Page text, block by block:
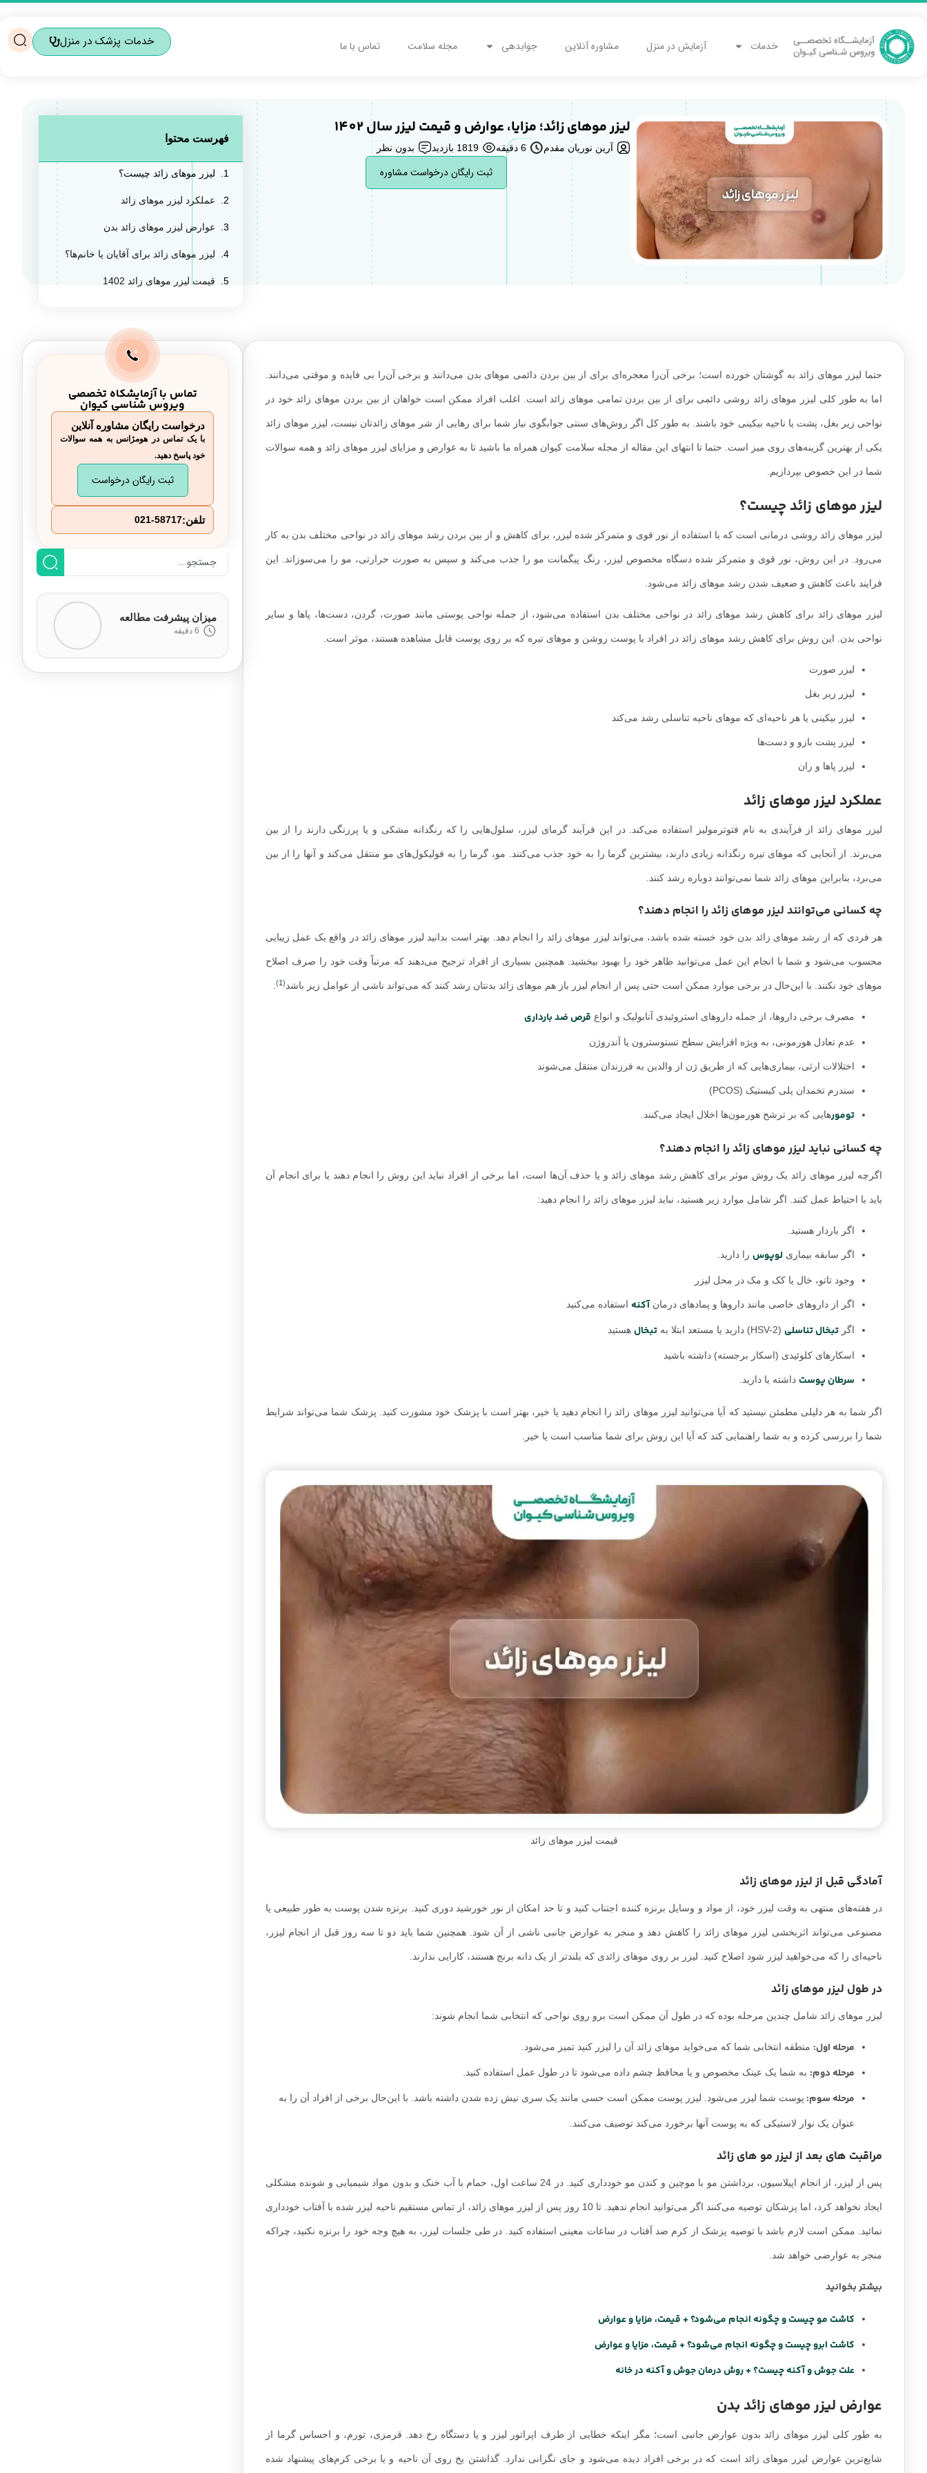
خدمات آزمایش در منزل مشاوره آنلاین جوابدهی مجله سلامت تماس با ما خدمات پزشک در منزل
لیزر موهای زائد؛ مزایا، عوارض و قیمت لیزر سال 1402
آرین نوریان مقدم 6 دقیقه 1819 بازدید بدون نظر
ثبت رایگان درخواست مشاوره
فهرست محتوا
لیزر موهای زائد چیست؟
عملکرد لیزر موهای زائد
عوارض لیزر موهای زائد بدن
لیزر موهای زائد برای آقایان یا خانم‌ها؟
قیمت لیزر موهای زائد 1402
حتما لیزر موهای زائد به گوشتان خورده است؛ برخی آن‌را معجره‌ای برای از بین بردن دائمی موهای بدن می‌دانند و برخی آن‌را بی فایده و موقتی می‌دانند.
اما به طور کلی لیزر موهای زائد روشی دائمی برای از بین بردن تمامی موهای زائد است. اغلب افراد ممکن است خواهان از بین بردن موهای زائد خود در
نواحی زیر بغل، پشت یا ناحیه بیکینی خود باشند. به طور کل اگر روش‌های سنتی جوابگوی نیاز شما برای رهایی از شر موهای زائدتان نیست، لیزر موهای زائد
یکی از بهترین گزینه‌های روی میز است. حتما تا انتهای این مقاله از مجله سلامت کیوان همراه ما باشید تا به عوارض و مزایای لیزر موهای زائد و همه سوالات
شما در این خصوص بپردازیم.
لیزر موهای زائد چیست؟
لیزر موهای زائد روشی درمانی است که با استفاده از نور قوی و متمرکز شده لیزر، برای کاهش و از بین بردن رشد موهای زائد در نواحی مختلف بدن به کار
می‌رود. در این روش، نور قوی و متمرکز شده دسگاه مخصوص لیزر، رنگ پیگمانت مو را جذب می‌کند و سپس به صورت حرارتی، مو را می‌سوزاند. این
فرایند باعث کاهش و ضعیف شدن رشد موهای زائد می‌شود.
لیزر موهای زائد برای کاهش رشد موهای زائد در نواحی مختلف بدن استفاده می‌شود، از جمله نواحی پوستی مانند صورت، گردن، دست‌ها، پاها و سایر
نواحی بدن. این روش برای کاهش رشد موهای زائد در افراد با پوست روشن و موهای تیره که بر روی پوست قابل مشاهده هستند، موثر است.
لیزر صورت
لیزر زیر بغل
لیزر بیکینی یا هر ناحیه‌ای که موهای ناحیه تناسلی رشد می‌کند
لیزر پشت بازو و دست‌ها
لیزر پاها و ران
عملکرد لیزر موهای زائد
لیزر موهای زائد از فرآیندی به نام فتوترمولیز استفاده می‌کند. در این فرآیند گرمای لیزر، سلول‌هایی را که رنگدانه مشکی و یا پررنگی دارند را از بین
می‌برند. از آنجایی که موهای تیره رنگدانه زیادی دارند، بیشترین گرما را به خود جذب می‌کنند. مو، گرما را به فولیکول‌های مو منتقل می‌کند و آنها را از بین
می‌برد، بنابراین موهای زائد شما نمی‌توانند دوباره رشد کنند.
چه کسانی می‌توانند لیزر موهای زائد را انجام دهند؟
هر فردی که از رشد موهای زائد بدن خود خسته شده باشد، می‌تواند لیزر موهای زائد را انجام دهد. بهتر است بدانید لیزر موهای زائد در واقع یک عمل زیبایی
محسوب می‌شود و شما با انجام این عمل می‌توانید ظاهر خود را بهبود بیخشید. همچنین بسیاری از افراد ترجیح می‌دهند که مرتباً وقت خود را صرف اصلاح
موهای خود نکنند. با این‌حال در برخی موارد ممکن است حتی پس از انجام لیزر باز هم موهای زائد بدنتان رشد کنند که می‌تواند ناشی از عوامل زیر باشد (
1
)
مصرف برخی داروها، از جمله داروهای استروئیدی آنابولیک و انواع قرص ضد بارداری
عدم تعادل هورمونی، به ویژه افزایش سطح تستوسترون یا آندروژن
اختلالات ارثی، بیماری‌هایی که از طریق ژن از والدین به فرزندان منتقل می‌شوند
سندرم تخمدان پلی کیستیک (PCOS)
تومورهایی که بر ترشح هورمون‌ها اخلال ایجاد می‌کنند.
چه کسانی نباید لیزر موهای زائد را انجام دهند؟
اگرچه لیزر موهای زائد یک روش موثر برای کاهش رشد موهای زائد و یا حذف آن‌ها است، اما برخی از افراد نباید این روش را انجام دهند یا برای انجام آن
باید با احتیاط عمل کنند. اگر شامل موارد زیر هستید، نباید لیزر موهای زائد را انجام دهید:
اگر باردار هستید.
اگر سابقه بیماری‌ لوپوس را دارید.
وجود تاتو، خال یا کک و مک در محل لیزر
اگر از داروهای خاصی مانند داروها و پمادهای درمانآکنه استفاده می‌کنید
اگر تبخال تناسلی (HSV-2) دارید یا مستعد ابتلا به تبخال هستید
اسکارهای کلوئیدی (اسکار برجسته) داشته باشید
سرطان پوست داشته یا دارید.
اگر شما به هر دلیلی مطمئن نیستید که آیا می‌توانید لیزر موهای زائد را انجام دهید یا خیر، بهتر است با پزشک خود مشورت کنید. پزشک شما می‌تواند شرایط
شما را بررسی کرده و به شما راهنمایی کند که آیا این روش برای شما مناسب است یا خیر.
قیمت لیزر موهای زائد
آمادگی قبل از لیزر موهای زائد
در هفته‌های منتهی به وقت لیزر خود، از مواد و وسایل برنزه کننده اجتناب کنید و تا حد امکان از نور خورشید دوری کنید. برنزه شدن پوست به طور طبیعی یا
مصنوعی می‌تواند اثربخشی لیزر موهای زائد را کاهش دهد و منجر به عوارض جانبی ناشی از آن شود. همچنین شما باید دو تا سه روز قبل از انجام لیزر،
ناحیه‌ای را که می‌خواهید لیزر شود اصلاح کنید. لیزر بر روی موهای زائدی که بلندتر از یک دانه برنج هستند، کارایی ندارند.
در طول لیزر موهای زائد
لیزر موهای زائد شامل چندین مرحله بوده که در طول آن ممکن است برو روی نواحی که انتخابی شما انجام شوند:
مرحله اول: منطقه انتخابی شما که می‌خواید موهای زائد آن را لیزر کنید تمیز می‌شود.
مرحله دوم: به شما یک عینک مخصوص و یا محافظ چشم داده می‌شود تا در طول عمل استفاده کنید.
مرحله سوم: پوست شما لیزر می‌شود. لیزر پوست ممکن است حسی مانند یک سری نیش زده شدن داشته باشد. با این‌حال برخی از افراد آن را به
عنوان یک نوار لاستیکی که به پوست آنها برخورد می‌کند توصیف می‌کنند.
مراقبت های بعد از لیزر مو های زائد
پس از لیزر، از انجام اپیلاسیون، برداشتن مو با موچین و کندن مو خودداری کنید. در 24 ساعت اول، حمام با آب خنک و بدون مواد شیمیایی و شونده مشکلی
ایجاد نخواهد کرد، اما پزشکان توصیه می‌کنند اگر می‌توانید انجام ندهید. تا 10 روز پس از لیزر موهای زائد، از تماس مستقیم ناحیه لیزر شده با آفتاب خودداری
نمائید. ممکن است لازم باشد با توصیه پزشک از کرم ضد آفتاب در ساعات معینی استفاده کنید. در طی جلسات لیزر، به هیچ وجه خود را برنزه نکنید، چراکه
منجر به عوارضی خواهد شد.
بیشتر بخوانید
کاشت مو چیست و چگونه انجام می‌شود؟ + قیمت، مزایا و عوارض
کاشت ابرو چیست و چگونه انجام می‌شود؟ + قیمت، مزایا و عوارض
علت جوش و آکنه چیست؟ + روش درمان جوش و آکنه در خانه
عوارض لیزر موهای زائد بدن
به طور کلی لیزر موهای زائد بدون عوارض جانبی است؛ مگر اینکه خطایی از طرف اپراتور لیزر و یا دستگاه رخ دهد. قرمزی، تورم، و احساس گرما از
شایع‌ترین عوارض لیزر موهای زائد است که در برخی افراد دیده می‌شود و جای نگرانی ندارد. گذاشتن یخ روی آن ناحیه و یا برخی کرم‌های پیشنهاد شده
تماس با آزمایشکاه تخصصی
ویروس شناسی کیوان
درخواست رایگان مشاوره آنلاین
با یک تماس در هومژانس به همه سوالات
خود پاسخ دهید.
ثبت رایگان درخواست
تلفن:021-58717
میزان پیشرفت مطالعه
6 دقیقه